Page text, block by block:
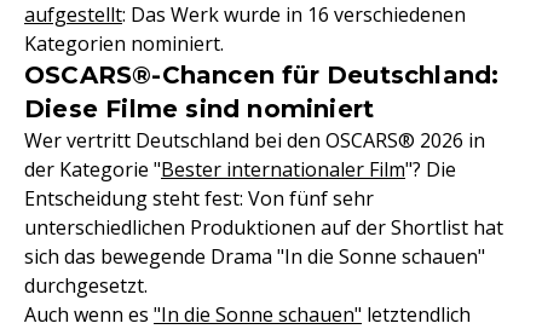
aufgestellt: Das Werk wurde in 16 verschiedenen
Kategorien nominiert.
OSCARS®-Chancen für Deutschland:
Diese Filme sind nominiert
Wer vertritt Deutschland bei den OSCARS® 2026 in
der Kategorie "Bester internationaler Film"? Die
Entscheidung steht fest: Von fünf sehr
unterschiedlichen Produktionen auf der Shortlist hat
sich das bewegende Drama "In die Sonne schauen"
durchgesetzt.
Auch wenn es "In die Sonne schauen" letztendlich